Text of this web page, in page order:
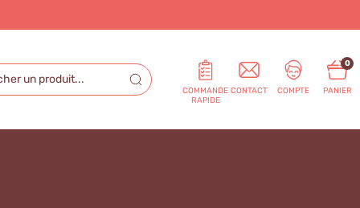
COMMANDE
RAPIDE
CONTACT COMPTE PANIER
0